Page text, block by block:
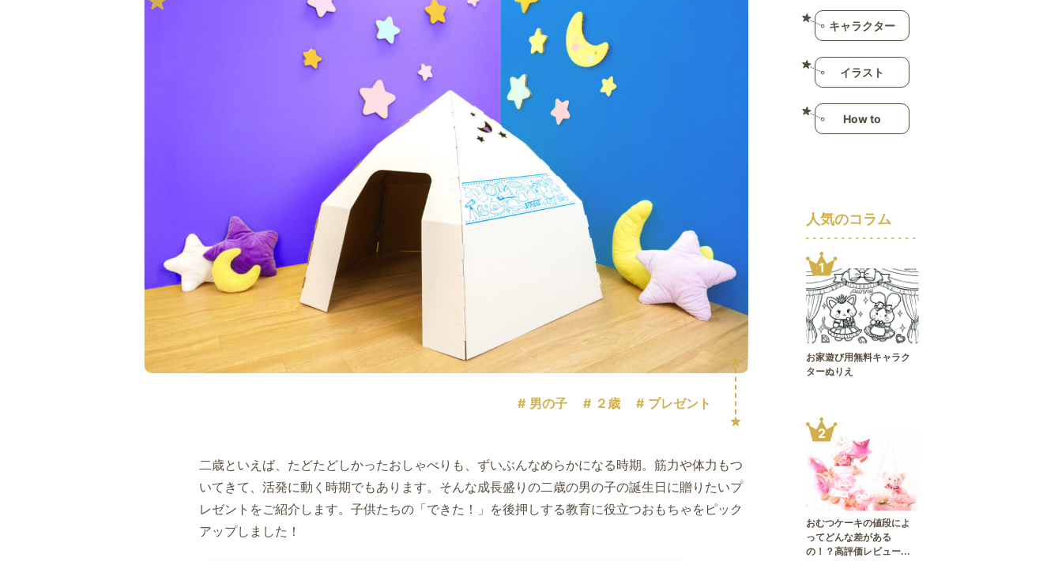
男の子 ２歳 プレゼント
二歳といえば、たどたどしかったおしゃべりも、ずいぶんなめらかになる時期。筋力や体力もつ
いてきて、活発に動く時期でもあります。そんな成長盛りの二歳の男の子の誕生日に贈りたいプ
レゼントをご紹介します。子供たちの「できた！」を後押しする教育に役立つおもちゃをピック
アップしました！
キャラクター
イラスト
How to
人気のコラム
1
お家遊び用無料キャラク
ターぬりえ
2
おむつケーキの値段によ
ってどんな差がある
の！？高評価レビュー...